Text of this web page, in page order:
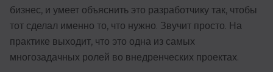
бизнес, и умеет объяснить это разработчику так, чтобы
тот сделал именно то, что нужно. Звучит просто. На
практике выходит, что это одна из самых
многозадачных ролей во внедренческих проектах.